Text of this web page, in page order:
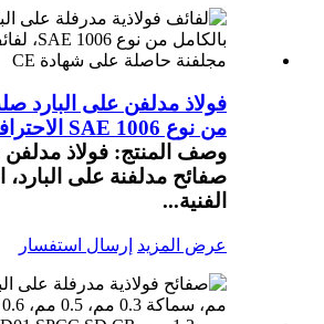
فولاذ مدلفن على البارد
من نوع SAE 1006 الاحترافي...
وصف المنتج: فولاذ مدلفن
صفائح مدلفنة على
الفنية...
عرض المزيد إرسال استفسار